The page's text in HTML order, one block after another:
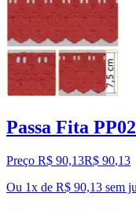
Passa Fita
Preço R$ 90,13R$ 90,13
Ou 1x de R$ 90,13 sem